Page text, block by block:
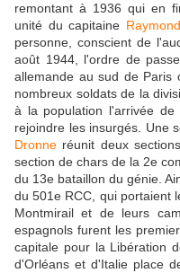
remontant à 1936 qui en
unité du capitaine
personne, conscient de
août 1944, l'ordre de
allemande au sud de Paris
nombreux soldats de la
à la population l'arrivée
rejoindre les insurgés. Une
Dronne réunit deux
section de chars de la 2e
du 13e bataillon du génie.
du 501e RCC, qui portaient
Montmirail et de leurs
espagnols furent les
capitale pour la Libération
d'Orléans et d'Italie place